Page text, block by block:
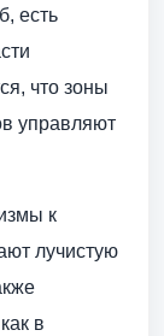
есть
что зоны
управляют
к
лучистую
в